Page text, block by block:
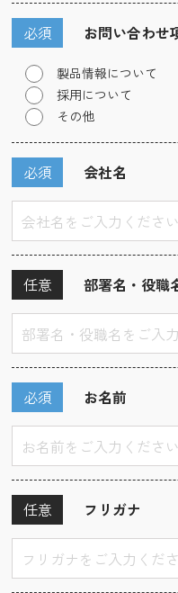
お問い合わせ
必須
製品情報について
採用について
その他
会社名
必須
部署名・役職
任意
お名前
必須
フリガナ
任意